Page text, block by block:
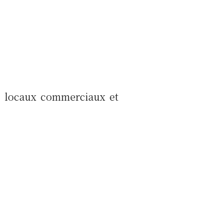
locaux commerciaux et